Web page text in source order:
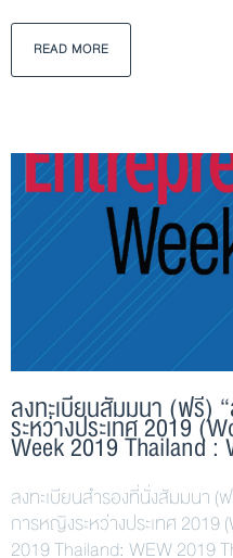
READ MORE
ลงทะเบียนสัมมนา (ฟรี)
ระหว่างประเทศ 2019
Week 2019 Thailand :
ลงทะเบียนสำรองที่นั่งสัมมนา
การหญิงระหว่างประเทศ
2019 Thailand: WEW 2019